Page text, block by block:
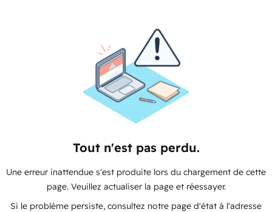
Tout n'est pas perdu.
Une erreur inattendue s'est produite lors du chargement de cette
page. Veuillez actualiser la page et réessayer.
Si le problème persiste, consultez notre page d'état à l'adresse